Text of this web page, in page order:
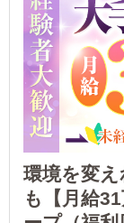
環境を変
も【月給